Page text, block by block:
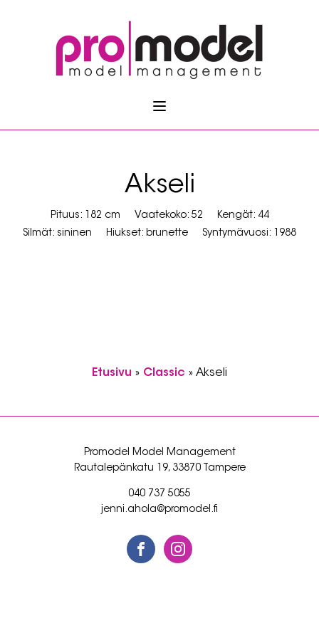
Akseli
Pituus: 182 cm Vaatekoko: 52
Kengät: 44
Silmät: sininen
Hiukset: brunette Syntymävuosi: 1988
Etusivu » Classic » Akseli
Promodel Model Management
Rautalepänkatu 19, 33870 Tampere
040 737 5055
jenni.ahola@promodel.fi